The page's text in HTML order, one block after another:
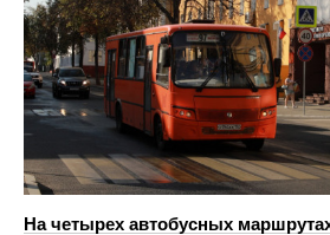
На четырех автобусных